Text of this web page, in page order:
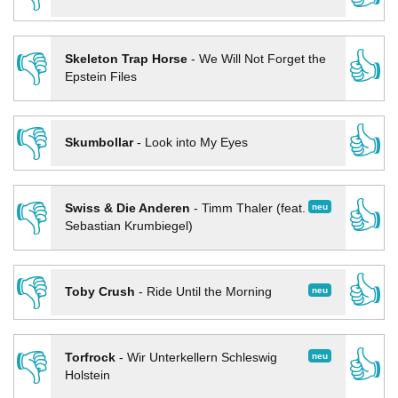
👎
Skeleton Trap Horse- We Will Not Forget the
Epstein Files
👍
👎
Skumbollar- Look into My Eyes
👍
👎
neu
Swiss & Die Anderen - Timm Thaler (feat.
Sebastian Krumbiegel)
👍
👎
neu
Toby Crush - Ride Until the Morning
👍
👎
neu
Torfrock- Wir Unterkellern Schleswig
Holstein
👍